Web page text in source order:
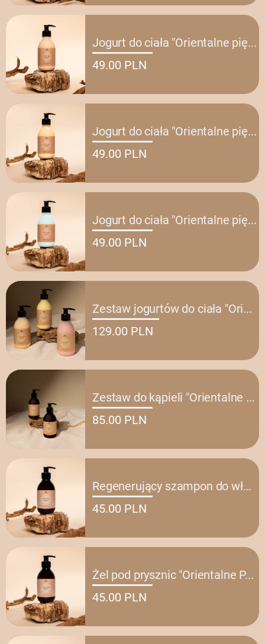
Jogurt do ciała "Orientalne pię...
49.00 PLN
Jogurt do ciała "Orientalne pię...
49.00 PLN
Jogurt do ciała "Orientalne pię...
49.00 PLN
Zestaw jogurtów do ciała "Ori...
129.00 PLN
Zestaw do kąpieli "Orientalne ...
85.00 PLN
Regenerujący szampon do wł...
45.00 PLN
Żel pod prysznic "Orientalne P...
45.00 PLN